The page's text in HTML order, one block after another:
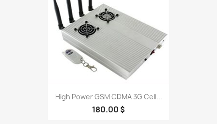
High Power GSM CDMA 3G Cell...
180.00 $